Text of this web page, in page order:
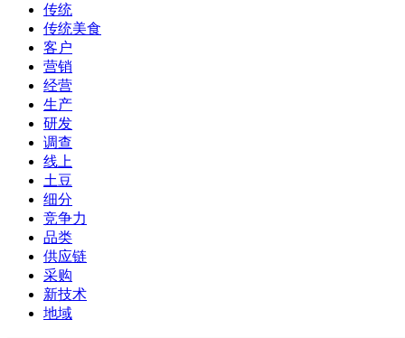
传统
传统美食
客户
营销
经营
生产
研发
调查
线上
土豆
细分
竞争力
品类
供应链
采购
新技术
地域